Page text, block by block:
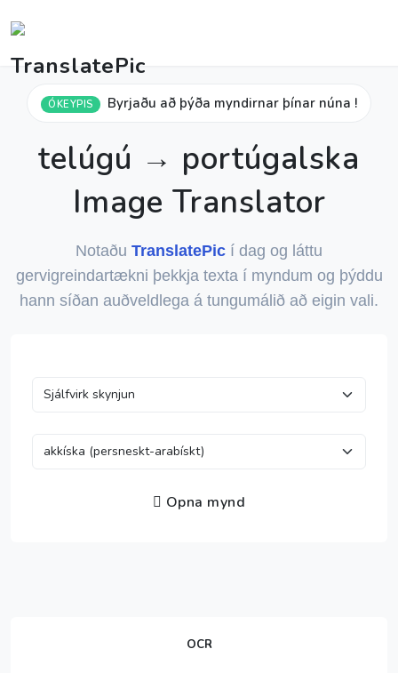
ÓKEYPIS Byrjaðu að þýða myndirnar þínar núna !
telúgú → portúgalska
Image Translator
Notaðu TranslatePic í dag og láttu
gervigreindartækni þekkja texta í myndum og þýddu
hann síðan auðveldlega á tungumálið að eigin vali.
Opna mynd
OCR